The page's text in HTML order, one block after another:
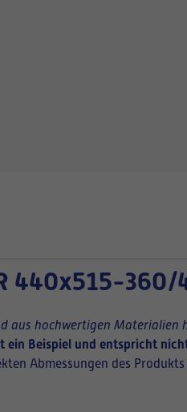
440x515-360/
aus hochwertigen Materialien
Beispiel und entspricht
Abmessungen des